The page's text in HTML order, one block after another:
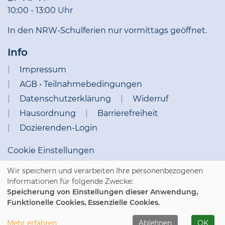
10:00 - 13:00 Uhr
In den NRW-Schulferien nur vormittags geöffnet.
Info
Impressum
AGB • Teilnahmebedingungen
Datenschutzerklärung
Widerruf
Hausordnung
Barrierefreiheit
Dozierenden-Login
Cookie Einstellungen
Wir speichern und verarbeiten Ihre personenbezogenen
Informationen für folgende Zwecke:
Speicherung von Einstellungen dieser Anwendung,
Funktionelle Cookies, Essenzielle Cookies.
Mehr erfahren Ablehnen OK